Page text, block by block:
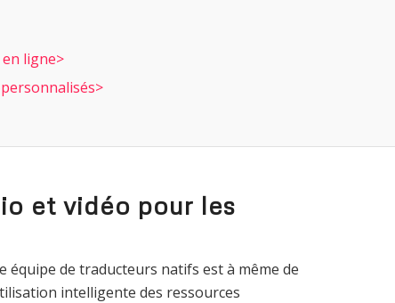
ligne>
et vidéo pour les
de traducteurs natifs est à même de
intelligente des ressources